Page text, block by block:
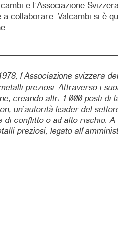
e l’Associazione
collaborare. Valcambi si è
l’Associazione svizzera
preziosi. Attraverso i
creando altri 1.000 posti
un’autorità leader del
conflitto o ad alto rischio.
preziosi, legato